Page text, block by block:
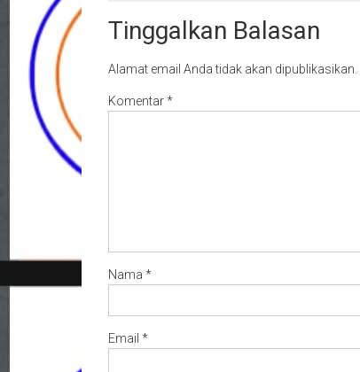
Tinggalkan Balasan
Alamat email Anda tidak akan dipublikasikan.
Komentar*
Nama *
Email *